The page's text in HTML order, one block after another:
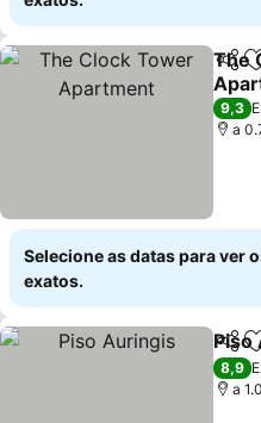
The
9,3
a
Selecione as datas para ver
exatos.
Piso
8,9
a